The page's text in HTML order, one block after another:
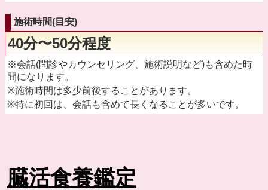
施術時間(目安)
40分〜50分程度
※会話(問診やカウンセリング、施術説明など)も含めた時
間になります。
※施術時間は多少前後することがあります。
※特に初回は、会話も含めて長くなることが多いです。
臓活食養鑑定